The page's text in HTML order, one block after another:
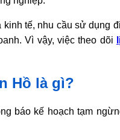
kinh tế, nhu cầu sử dụng
Vì vậy, việc theo dõi
Hồ là gì?
báo kế hoạch tạm